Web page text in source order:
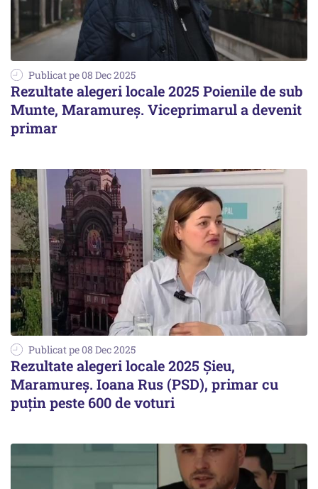
Publicat pe 08 Dec 2025
Rezultate alegeri locale 2025 Poienile de sub
Munte, Maramureș. Viceprimarul a devenit
primar
Publicat pe 08 Dec 2025
Rezultate alegeri locale 2025 Șieu,
Maramureș. Ioana Rus (PSD), primar cu
puțin peste 600 de voturi